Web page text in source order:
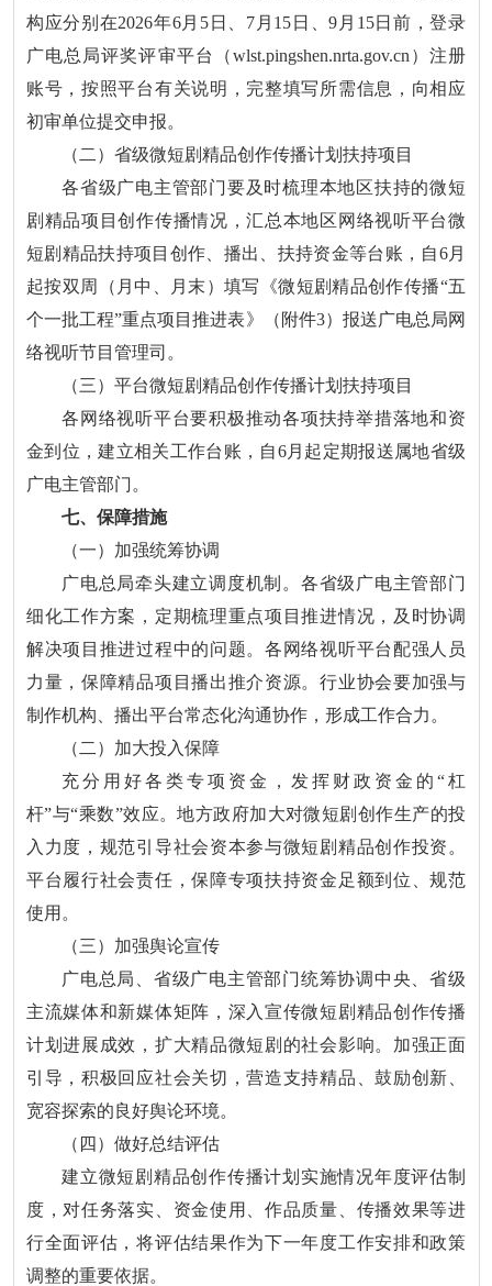
构应分别在2026年6月5日、7月15日、9月15日前，登录
广电总局评奖评审平台（wlst.pingshen.nrta.gov.cn）注册
账号，按照平台有关说明，完整填写所需信息，向相应
初审单位提交申报。
（二）省级微短剧精品创作传播计划扶持项目
各省级广电主管部门要及时梳理本地区扶持的微短
剧精品项目创作传播情况，汇总本地区网络视听平台微
短剧精品扶持项目创作、播出、扶持资金等台账，自6月
起按双周（月中、月末）填写《微短剧精品创作传播“五
个一批工程”重点项目推进表》（附件3）报送广电总局网
络视听节目管理司。
（三）平台微短剧精品创作传播计划扶持项目
各网络视听平台要积极推动各项扶持举措落地和资
金到位，建立相关工作台账，自6月起定期报送属地省级
广电主管部门。
七、保障措施
（一）加强统筹协调
广电总局牵头建立调度机制。各省级广电主管部门
细化工作方案，定期梳理重点项目推进情况，及时协调
解决项目推进过程中的问题。各网络视听平台配强人员
力量，保障精品项目播出推介资源。行业协会要加强与
制作机构、播出平台常态化沟通协作，形成工作合力。
（二）加大投入保障
充分用好各类专项资金，发挥财政资金的“杠
杆”与“乘数”效应。地方政府加大对微短剧创作生产的投
入力度，规范引导社会资本参与微短剧精品创作投资。
平台履行社会责任，保障专项扶持资金足额到位、规范
使用。
（三）加强舆论宣传
广电总局、省级广电主管部门统筹协调中央、省级
主流媒体和新媒体矩阵，深入宣传微短剧精品创作传播
计划进展成效，扩大精品微短剧的社会影响。加强正面
引导，积极回应社会关切，营造支持精品、鼓励创新、
宽容探索的良好舆论环境。
（四）做好总结评估
建立微短剧精品创作传播计划实施情况年度评估制
度，对任务落实、资金使用、作品质量、传播效果等进
行全面评估，将评估结果作为下一年度工作安排和政策
调整的重要依据。